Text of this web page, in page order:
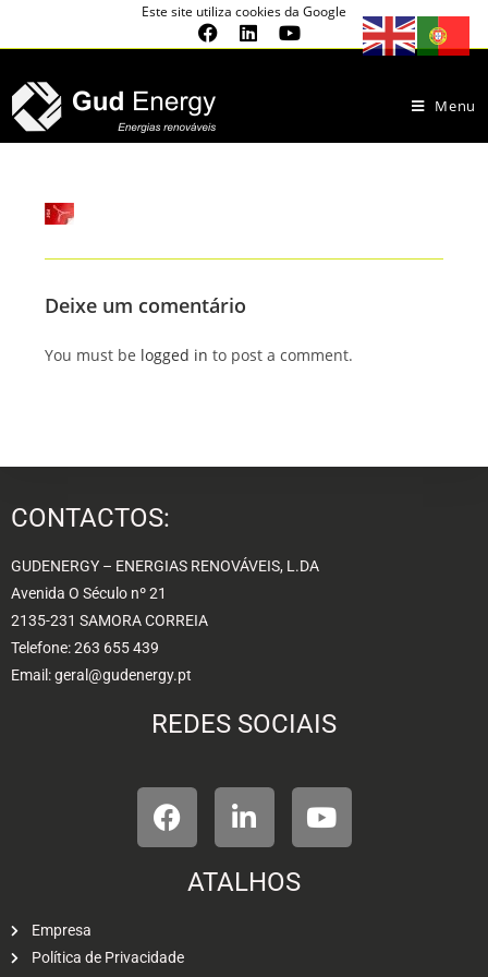
Este site utiliza cookies da Google
Menu
Deixe um comentário
You must be logged in to post a comment.
CONTACTOS:
GUDENERGY – ENERGIAS RENOVÁVEIS, L.DA
Avenida O Século nº 21
2135-231 SAMORA CORREIA
Telefone: 263 655 439
Email: geral@gudenergy.pt
REDES SOCIAIS
ATALHOS
Empresa
Política de Privacidade